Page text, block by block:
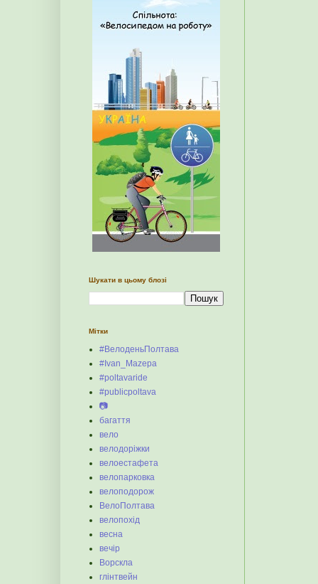
Шукати в цьому блозі
Мітки
#ВелоденьПолтава
#Ivan_Mazepa
#poltavaride
#publicpoltava
📷
багаття
вело
велодоріжки
велоестафета
велопарковка
велоподорож
ВелоПолтава
велопохід
весна
вечір
Ворскла
глінтвейн